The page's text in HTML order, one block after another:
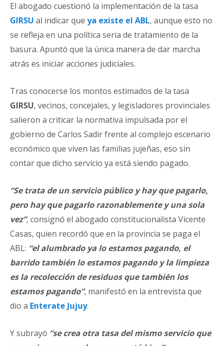
El abogado cuestionó la implementación de la tasa
GIRSU al indicar que ya existe el ABL, aunque esto no
se refleja en una política seria de tratamiento de la
basura. Apuntó que la única manera de dar marcha
atrás es iniciar acciones judiciales.
Tras conocerse los montos estimados de la tasa
GIRSU, vecinos, concejales, y legisladores provinciales
salieron a criticar la normativa impulsada por el
gobierno de Carlos Sadir frente al complejo escenario
económico que viven las familias jujeñas, eso sin
contar que dicho servicio ya está siendo pagado.
“Se trata de un servicio público y hay que pagarlo,
pero hay que pagarlo razonablemente y una sola
vez”, consignó el abogado constitucionalista Vicente
Casas, quien recordó que en la provincia se paga el
ABL: “el alumbrado ya lo estamos pagando, el
barrido también lo estamos pagando y la limpieza
es la recolección de residuos que también los
estamos pagando”, manifestó en la entrevista que
dio a Enterate Jujuy.
Y subrayó “se crea otra tasa del mismo servicio que